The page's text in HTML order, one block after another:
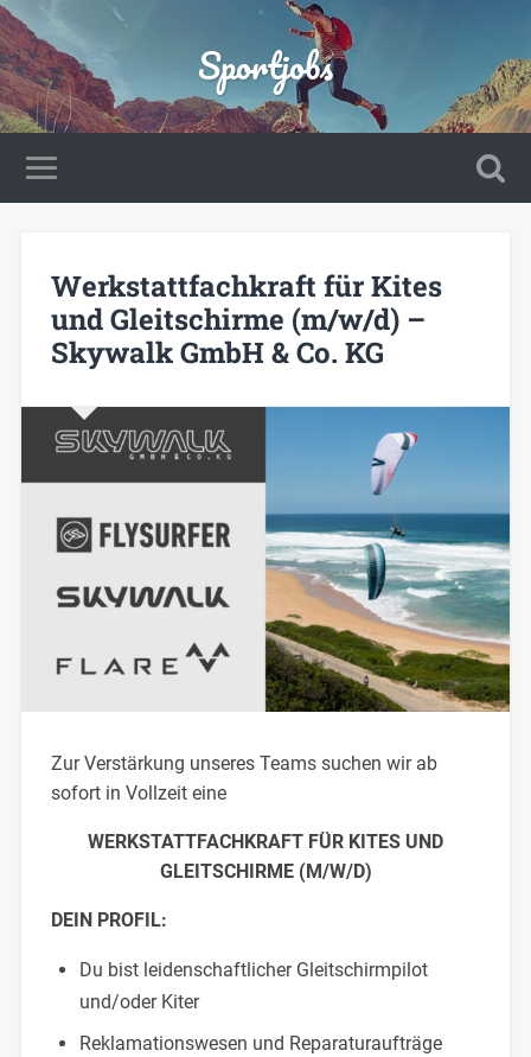
Sportjobs
Werkstattfachkraft für Kites
und Gleitschirme (m/w/d) –
Skywalk GmbH & Co. KG
Zur Verstärkung unseres Teams suchen wir ab
sofort in Vollzeit eine
WERKSTATTFACHKRAFT FÜR KITES UND
GLEITSCHIRME (M/W/D)
DEIN PROFIL:
Du bist leidenschaftlicher Gleitschirmpilot
und/oder Kiter
Reklamationswesen und Reparaturaufträge